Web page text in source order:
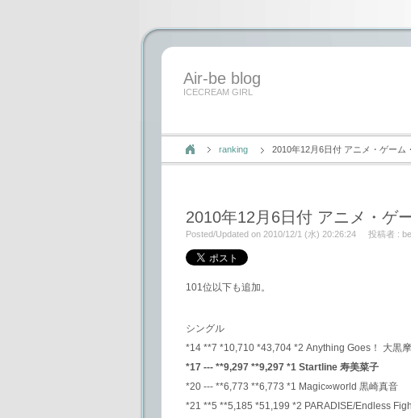
Air-be blog
ICECREAM GIRL
ranking 2010年12月6日付 アニメ・ゲーム
2010年12月6日付 アニメ・ゲ
Posted/Updated on 2010/12/1 (水) 20:26:24 投稿者 :
101位以下も追加。
シングル
*14 **7 *10,710 *43,704 *2 Anything Goes！ 大黒
*17 --- **9,297 **9,297 *1 Startline 寿美菜子
*20 --- **6,773 **6,773 *1 Magic∞world 黒崎真音
*21 **5 **5,185 *51,199 *2 PARADISE/Endless